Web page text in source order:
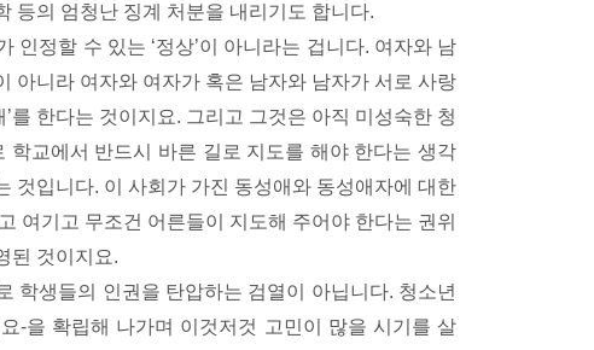
등의 엄청난 징계 처분을 내리기도 합니다.
인정할 수 있는 ‘정상’이 아니라는 겁니다. 여자와 남
아니라 여자와 여자가 혹은 남자와 남자가 서로 사랑
를 한다는 것이지요. 그리고 그것은 아직 미성숙한 청
교에서 반드시 바른 길로 지도를 해야 한다는 생각
것입니다. 이 사회가 가진 동성애와 동성애자에 대한
여기고 무조건 어른들이 지도해 주어야 한다는 권위
된 것이지요.
학생들의 인권을 탄압하는 검열이 아닙니다. 청소년
-을 확립해 나가며 이것저것 고민이 많을 시기를 살